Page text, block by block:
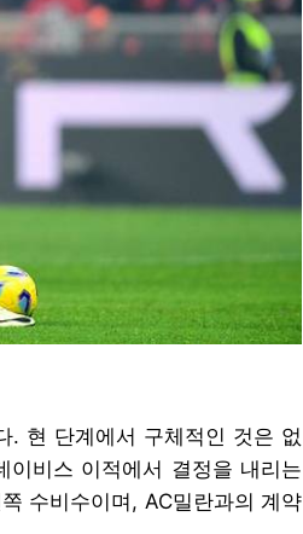
. 현 단계에서 구체적인 것은 없
비스 이적에서 결정을 내리는
수비수이며, AC밀란과의 계약